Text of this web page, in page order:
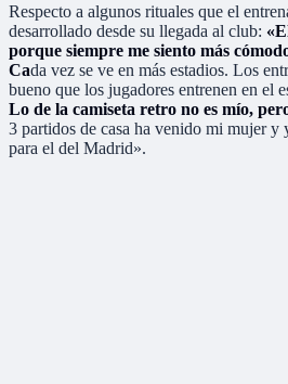
Respecto a algunos rituales que el
desarrollado desde su llegada al club:
porque siempre me siento más
Cada vez se ve en más estadios. Los
bueno que los jugadores entrenen en el
Lo de la camiseta retro no es mío,
3 partidos de casa ha venido mi mujer y
para el del Madrid».